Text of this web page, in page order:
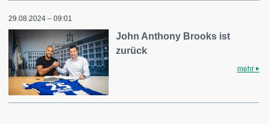
29.08.2024 – 09:01
John Anthony Brooks ist
zurück
mehr